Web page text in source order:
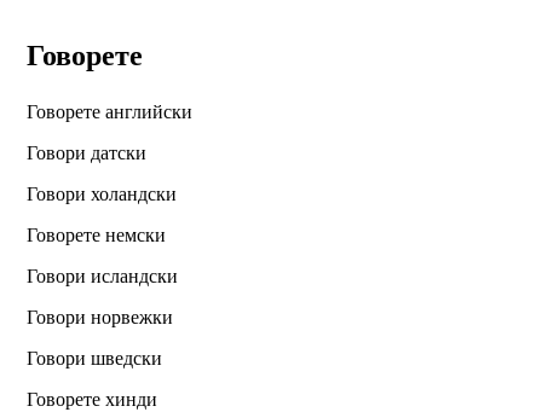
Говорете
Говорете английски
Говори датски
Говори холандски
Говорете немски
Говори исландски
Говори норвежки
Говори шведски
Говорете хинди